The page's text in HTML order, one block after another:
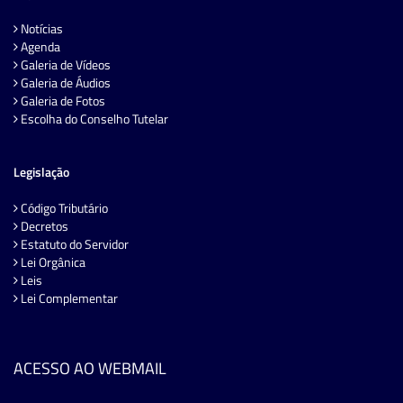
Notícias
Agenda
Galeria de Vídeos
Galeria de Áudios
Galeria de Fotos
Escolha do Conselho Tutelar
Legislação
Código Tributário
Decretos
Estatuto do Servidor
Lei Orgânica
Leis
Lei Complementar
ACESSO AO WEBMAIL